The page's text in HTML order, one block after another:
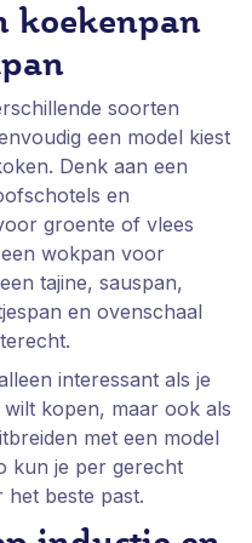
koekenpan
soorten
een model kiest
Denk aan een
en
groente of vlees
wokpan voor
tajine, sauspan,
en ovenschaal
interessant als je
kopen, maar ook als
met een model
kun je per gerecht
het beste past.